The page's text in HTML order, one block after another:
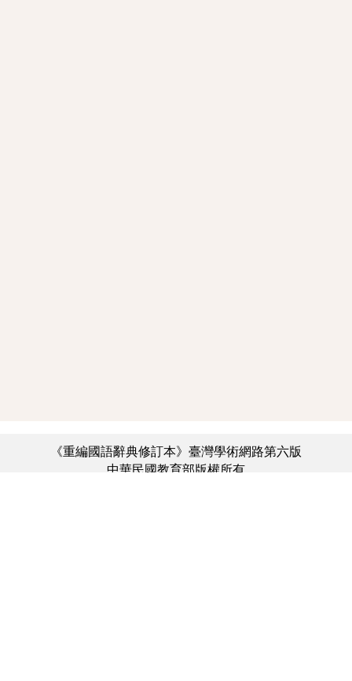
《重編國語辭典修訂本》臺灣學術網路第六版
中華民國教育部版權所有